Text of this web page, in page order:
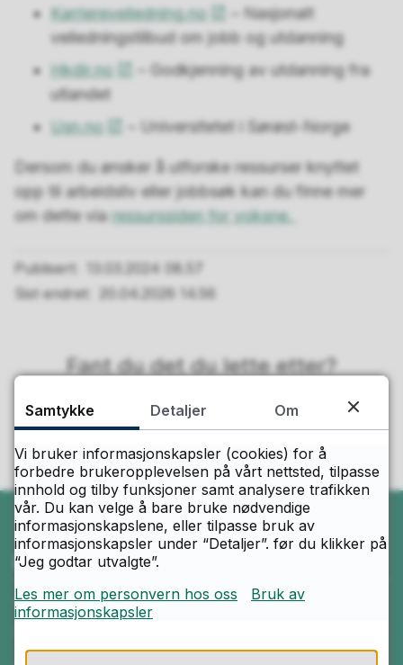
Karriereveiledning.no
– Nasjonalt
veiledningstilbud om jobb og utdanning
Hkdir.no
– Godkjenning av utdanning fra
utlandet
Usn.no
– Universitetet i Sørøst-Norge
Dersom du ønsker å utforske ressurser knyttet
opp til arbeidsliv eller jobbsøk kan du finne mer
om dette viaressurssiden for voksne.
Publisert
13.03.2024 08.57
Sist endret
20.04.2026 14.56
Fant du det du lette etter?
Ja
Ring oss
Telefon
Samtykke Detaljer Om
Vi bruker informasjonskapsler (cookies) for å
forbedre brukeropplevelsen på vårt nettsted, tilpasse
innhold og tilby funksjoner samt analysere trafikken
vår. Du kan velge å bare bruke nødvendige
informasjonskapslene, eller tilpasse bruk av
informasjonskapsler under “Detaljer”. før du klikker på
“Jeg godtar utvalgte”.
Les mer om personvern hos oss
Bruk av
informasjonskapsler